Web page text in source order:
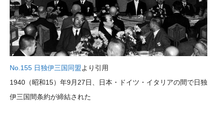
No.155 日独伊三国同盟より引用
1940（昭和15）年9月27日、日本・ドイツ・イタリアの間で日独
伊三国間条約が締結された